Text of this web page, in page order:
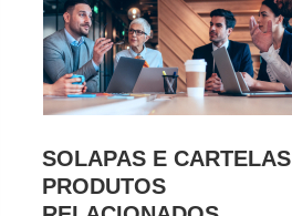
SOLAPAS E CARTELAS
PRODUTOS